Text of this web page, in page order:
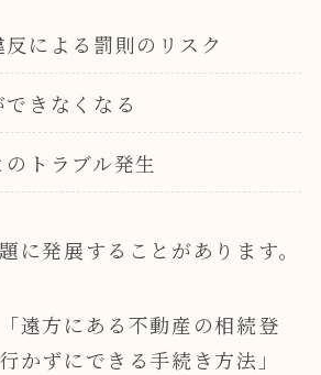
による罰則のリスク
きなくなる
トラブル発生
に発展することがあります。
遠方にある不動産の相続登
かずにできる手続き方法」